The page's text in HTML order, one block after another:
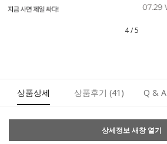
5/5
상품상세 상품후기 (41) Q & A
상세정보 새창 열기